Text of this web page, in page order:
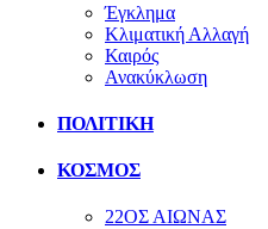
Έγκλημα
Κλιματική Αλλαγή
Καιρός
Ανακύκλωση
ΠΟΛΙΤΙΚΗ
ΚΟΣΜΟΣ
22ΟΣ ΑΙΩΝΑΣ